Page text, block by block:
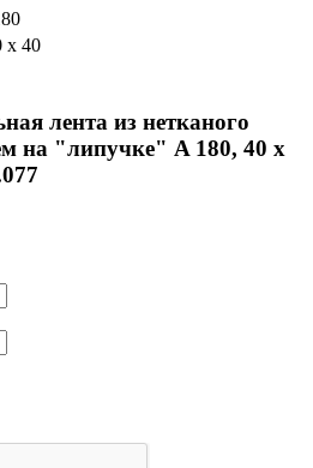
x 40
лента из нетканого
на "липучке" A 180, 40 x